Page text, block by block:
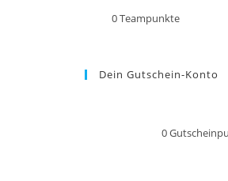
0Teampunkte
Dein Gutschein-Konto
0